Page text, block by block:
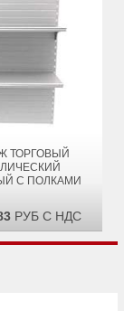
ТОРГОВЫЙ
С ПОЛКАМИ
РУБ С НДС